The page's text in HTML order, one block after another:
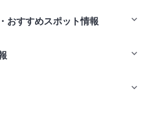
おすすめスポット情報